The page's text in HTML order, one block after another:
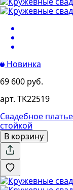
Новинка
69 600 руб.
арт. TK22519
Свадебное
стойкой
В корзину